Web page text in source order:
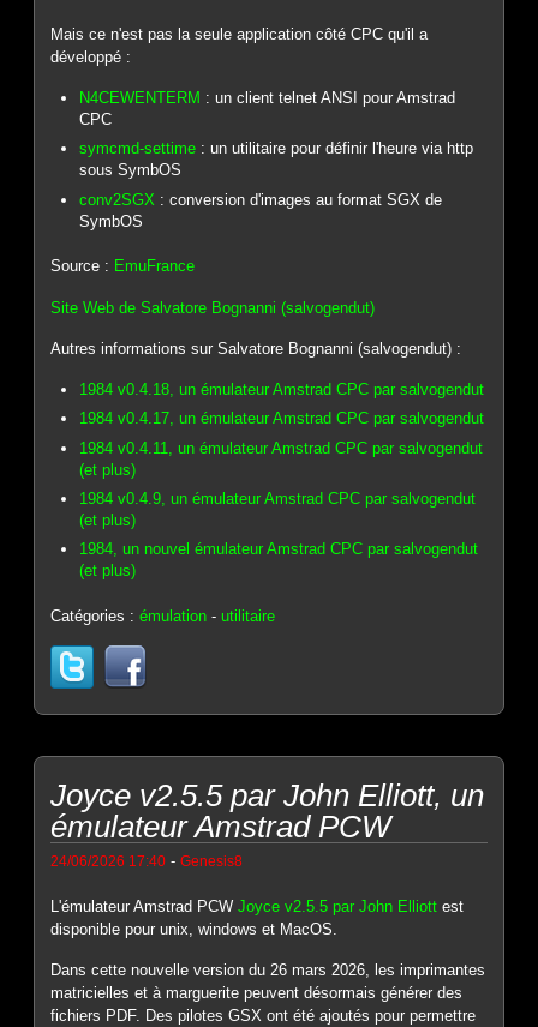
Mais ce n'est pas la seule application côté CPC qu'il a
développé :
N4CEWENTERM : un client telnet ANSI pour Amstrad
CPC
symcmd-settime : un utilitaire pour définir l'heure via http
sous SymbOS
conv2SGX : conversion d'images au format SGX de
SymbOS
Source : EmuFrance
Site Web de Salvatore Bognanni (salvogendut)
Autres informations sur Salvatore Bognanni (salvogendut) :
1984 v0.4.18, un émulateur Amstrad CPC par salvogendut
1984 v0.4.17, un émulateur Amstrad CPC par salvogendut
1984 v0.4.11, un émulateur Amstrad CPC par salvogendut
(et plus)
1984 v0.4.9, un émulateur Amstrad CPC par salvogendut
(et plus)
1984, un nouvel émulateur Amstrad CPC par salvogendut
(et plus)
Catégories :émulation -utilitaire
Joyce v2.5.5 par John Elliott, un
émulateur Amstrad PCW
24/06/2026 17:40 -Genesis8
L'émulateur Amstrad PCWJoyce v2.5.5 par John Elliott est
disponible pour unix, windows et MacOS.
Dans cette nouvelle version du 26 mars 2026, les imprimantes
matricielles et à marguerite peuvent désormais générer des
fichiers PDF. Des pilotes GSX ont été ajoutés pour permettre